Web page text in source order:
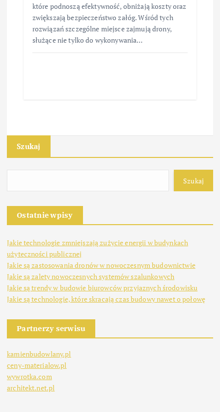
które podnoszą efektywność, obniżają koszty oraz
zwiększają bezpieczeństwo załóg. Wśród tych
rozwiązań szczególne miejsce zajmują drony,
służące nie tylko do wykonywania…
Szukaj
Szukaj
Ostatnie wpisy
Jakie technologie zmniejszają zużycie energii w budynkach
użyteczności publicznej
Jakie są zastosowania dronów w nowoczesnym budownictwie
Jakie są zalety nowoczesnych systemów szalunkowych
Jakie są trendy w budowie biurowców przyjaznych środowisku
Jakie są technologie, które skracają czas budowy nawet o połowę
Partnerzy serwisu
kamienbudowlany.pl
ceny-materialow.pl
wywrotka.com
architekt.net.pl